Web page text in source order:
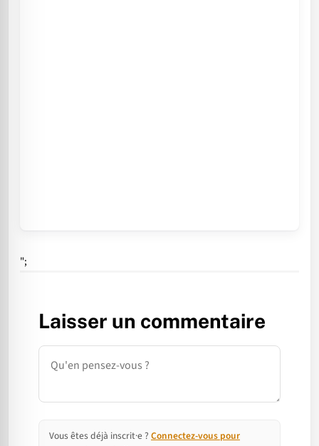
";
Laisser un commentaire
Commentaire
Vous êtes déjà inscrit·e ? Connectez-vous pour